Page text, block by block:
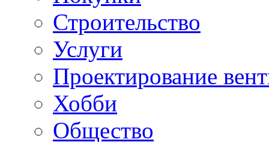
Строительство
Услуги
Проектирование
Хобби
Общество